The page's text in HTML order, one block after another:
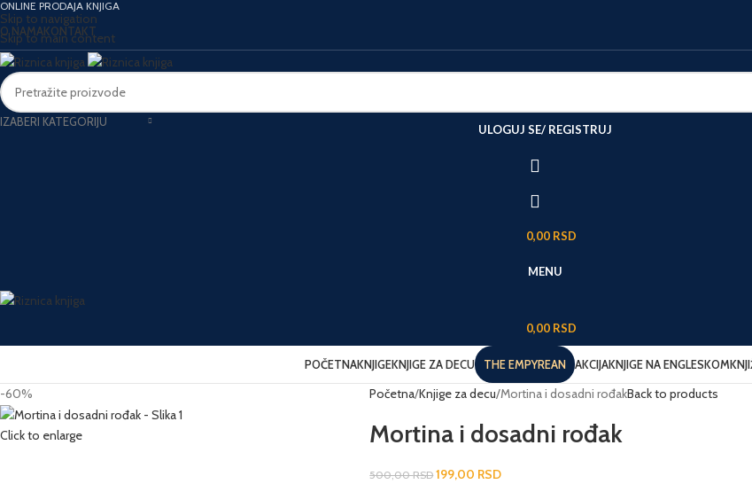
Skip to navigation
Skip to main content
ONLINE PRODAJA KNJIGA
O NAMAKONTAKT
IZABERI KATEGORIJU
ULOGUJ SE/ REGISTRUJ
0,00 RSD
MENU
0,00 RSD
POČETNAKNJIGEKNJIGE ZA DECU THE EMPYREAN AKCIJAKNJIGE NA ENGLESKOM
-60%
Click to enlarge
Početna Knjige za decu Mortina i dosadni rođakBack to products
Mortina i dosadni rođak
500,00RSD 199,00 RSD